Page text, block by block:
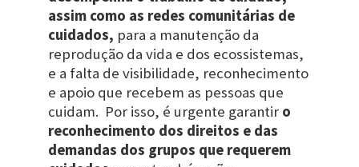
assim como as redes comunitárias de
cuidados, para a manutenção da
reprodução da vida e dos ecossistemas,
e a falta de visibilidade, reconhecimento
e apoio que recebem as pessoas que
cuidam. Por isso, é urgente garantiro
reconhecimento dos direitos e das
demandas dos grupos que requerem